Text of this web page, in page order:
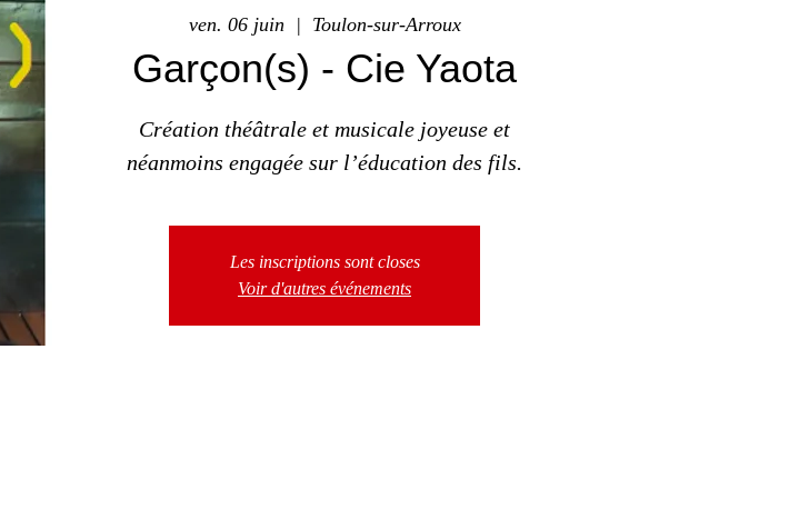
ven. 06 juin
  |
Toulon-sur-Arroux
Garçon(s) - Cie Yaota
Création théâtrale et musicale joyeuse et
néanmoins engagée sur l’éducation des fils.
Les inscriptions sont closes
Voir d'autres événements